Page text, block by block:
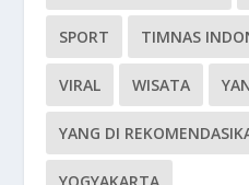
SPORT TIMNAS
VIRAL WISATA
YANG DI